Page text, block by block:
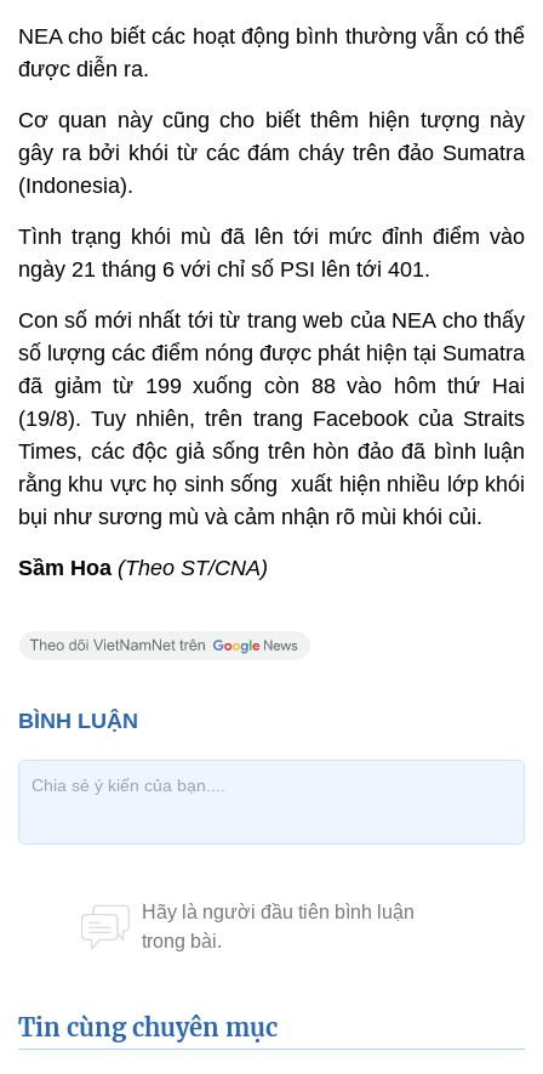
NEA cho biết các hoạt động bình thường vẫn có thể
được diễn ra.
Cơ quan này cũng cho biết thêm hiện tượng này
gây ra bởi khói từ các đám cháy trên đảo Sumatra
(Indonesia).
Tình trạng khói mù đã lên tới mức đỉnh điểm vào
ngày 21 tháng 6 với chỉ số PSI lên tới 401.
Con số mới nhất tới từ trang web của NEA cho thấy
số lượng các điểm nóng được phát hiện tại Sumatra
đã giảm từ 199 xuống còn 88 vào hôm thứ Hai
(19/8). Tuy nhiên, trên trang Facebook của Straits
Times, các độc giả sống trên hòn đảo đã bình luận
rằng khu vực họ sinh sống xuất hiện nhiều lớp khói
bụi như sương mù và cảm nhận rõ mùi khói củi.
Sầm Hoa (Theo ST/CNA)
Tin cùng chuyên mục